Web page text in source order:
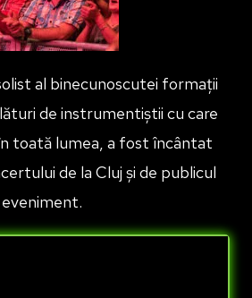
al binecunoscutei formații
de instrumentiștii cu care
toată lumea, a fost încântat
de la Cluj și de publicul